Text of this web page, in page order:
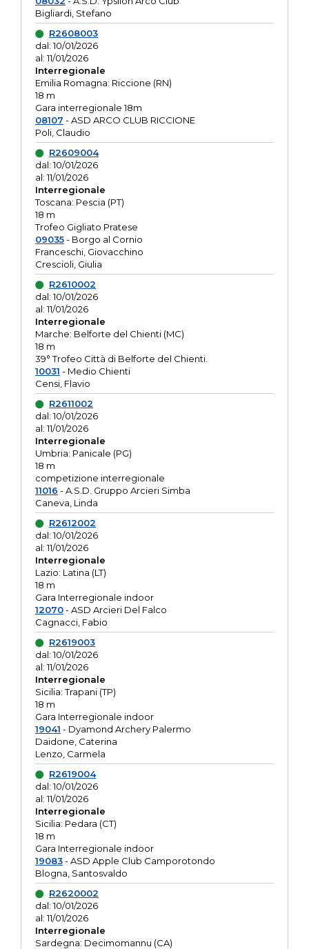
Bigliardi, Stefano
R2608003
dal: 10/01/2026
al: 11/01/2026
Interregionale
Emilia Romagna: Riccione (RN)
18 m
Gara interregionale 18m
08107 - ASD ARCO CLUB RICCIONE
Poli, Claudio
R2609004
dal: 10/01/2026
al: 11/01/2026
Interregionale
Toscana: Pescia (PT)
18 m
Trofeo Gigliato Pratese
09035- Borgo al Cornio
Franceschi, Giovacchino
Crescioli, Giulia
R2610002
dal: 10/01/2026
al: 11/01/2026
Interregionale
Marche: Belforte del Chienti (MC)
18 m
39° Trofeo Città di Belforte del Chienti.
10031 - Medio Chienti
Censi, Flavio
R2611002
dal: 10/01/2026
al: 11/01/2026
Interregionale
Umbria: Panicale (PG)
18 m
competizione interregionale
11016 - A.S.D. Gruppo Arcieri Simba
Caneva, Linda
R2612002
dal: 10/01/2026
al: 11/01/2026
Interregionale
Lazio: Latina (LT)
18 m
Gara Interregionale indoor
12070- ASD Arcieri Del Falco
Cagnacci, Fabio
R2619003
dal: 10/01/2026
al: 11/01/2026
Interregionale
Sicilia: Trapani (TP)
18 m
Gara Interregionale indoor
19041 - Dyamond Archery Palermo
Daidone, Caterina
Lenzo, Carmela
R2619004
dal: 10/01/2026
al: 11/01/2026
Interregionale
Sicilia: Pedara (CT)
18 m
Gara Interregionale indoor
19083- ASD Apple Club Camporotondo
Blogna, Santosvaldo
R2620002
dal: 10/01/2026
al: 11/01/2026
Interregionale
Sardegna: Decimomannu (CA)